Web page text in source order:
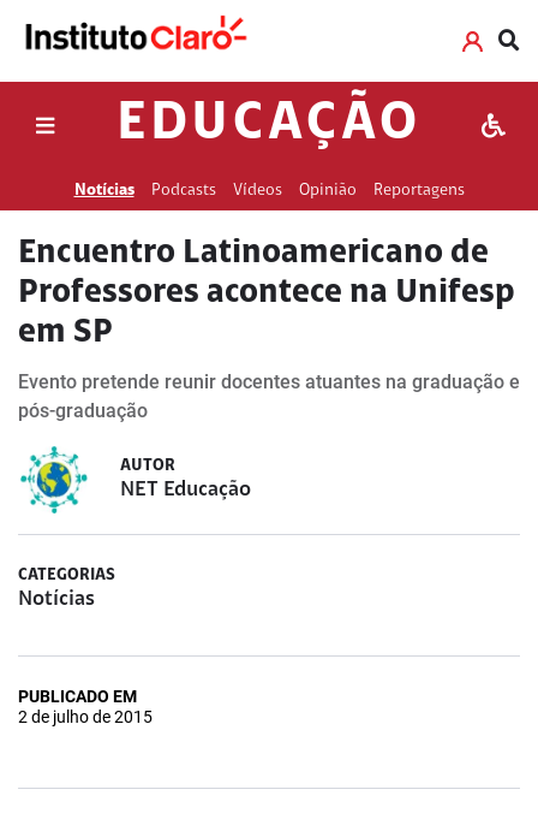
EDUCAÇÃO
Notícias Podcasts Vídeos Opinião Reportagens
Encuentro Latinoamericano de
Professores acontece na Unifesp
em SP
Evento pretende reunir docentes atuantes na graduação e
pós-graduação
AUTOR
NET Educação
CATEGORIAS
Notícias
PUBLICADO EM
2 de julho de 2015